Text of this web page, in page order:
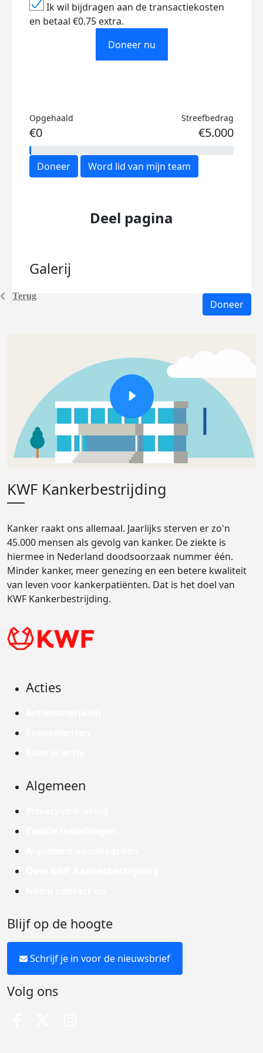
Terug
Ik wil bijdragen aan de transactiekosten
en betaal €0.75 extra.
Doneer nu
Opgehaald
€0
Streefbedrag
€5.000
Doneer Word lid van mijn team
Deel pagina
Galerij
Doneer
KWF Kankerbestrijding
Kanker raakt ons allemaal. Jaarlijks sterven er zo'n
45.000 mensen als gevolg van kanker. De ziekte is
hiermee in Nederland doodsoorzaak nummer één.
Minder kanker, meer genezing en een betere kwaliteit
van leven voor kankerpatiënten. Dat is het doel van
KWF Kankerbestrijding.
Acties
Algemeen
Blijf op de hoogte
Schrijf je in voor de nieuwsbrief
Volg ons